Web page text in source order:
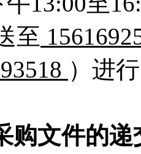
至
）进
购文件的递